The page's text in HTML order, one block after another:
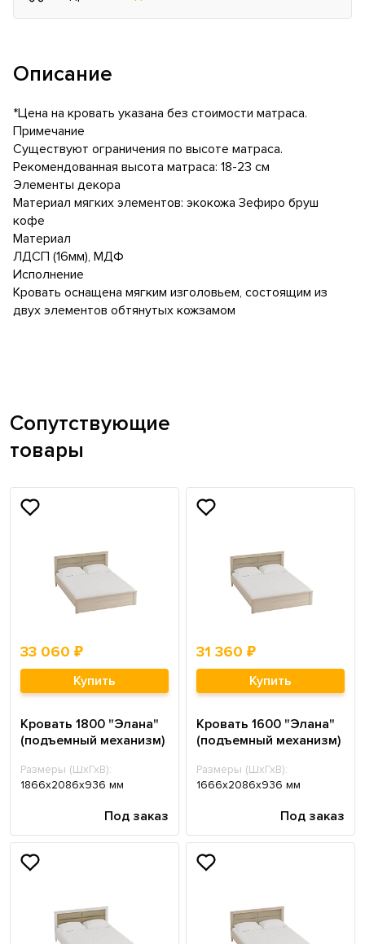
Описание
*Цена на кровать указана без стоимости матраса.
Примечание
Существуют ограничения по высоте матраса.
Рекомендованная высота матраса: 18-23 см
Элементы декора
Материал мягких элементов: экокожа Зефиро бруш
кофе
Материал
ЛДСП (16мм), МДФ
Исполнение
Кровать оснащена мягким изголовьем, состоящим из
двух элементов обтянутых кожзамом
Сопутствующие
товары
33 060 ₽
Купить
Кровать 1800 "Элана"
(подъемный механизм)
Размеры (ШхГхВ):
1866х2086х936 мм
Под заказ
31 360 ₽
Купить
Кровать 1600 "Элана"
(подъемный механизм)
Размеры (ШхГхВ):
1666х2086х936 мм
Под заказ